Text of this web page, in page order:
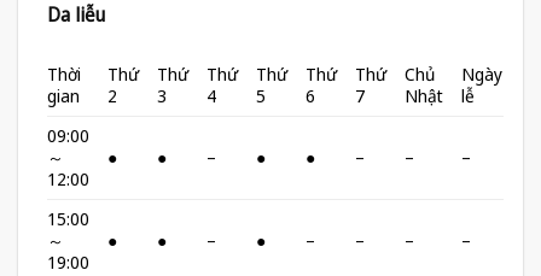
Da liễu
Thời
gian
Thứ
2
Thứ
3
Thứ
4
Thứ
5
Thứ
6
Thứ
7
Chủ
Nhật
Ngày
lễ
09:00
～
12:00
● ● – ● ● – – –
15:00
～
19:00
● ● – ● – – – –